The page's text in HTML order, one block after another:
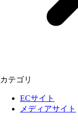
カテゴリ
ECサイト
メディアサイト